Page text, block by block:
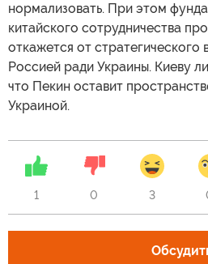
нормализовать. При этом
китайского сотрудничества
откажется от стратегического
Россией ради Украины. Киеву
что Пекин оставит
Украиной.
1 0 3